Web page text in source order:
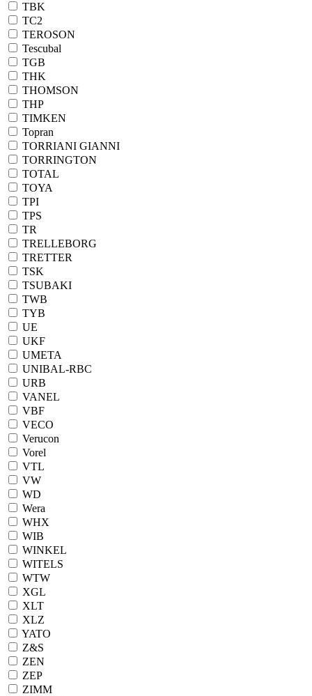
TBK
TC2
TEROSON
Tescubal
TGB
THK
THOMSON
THP
TIMKEN
Topran
TORRIANI GIANNI
TORRINGTON
TOTAL
TOYA
TPI
TPS
TR
TRELLEBORG
TRETTER
TSK
TSUBAKI
TWB
TYB
UE
UKF
UMETA
UNIBAL-RBC
URB
VANEL
VBF
VECO
Verucon
Vorel
VTL
VW
WD
Wera
WHX
WIB
WINKEL
WITELS
WTW
XGL
XLT
XLZ
YATO
Z&S
ZEN
ZEP
ZIMM